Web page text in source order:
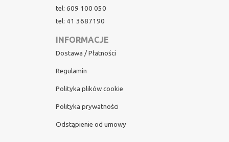
tel: 609 100 050
tel: 41 3687190
INFORMACJE
Dostawa / Płatności
Regulamin
Polityka plików cookie
Polityka prywatności
Odstąpienie od umowy